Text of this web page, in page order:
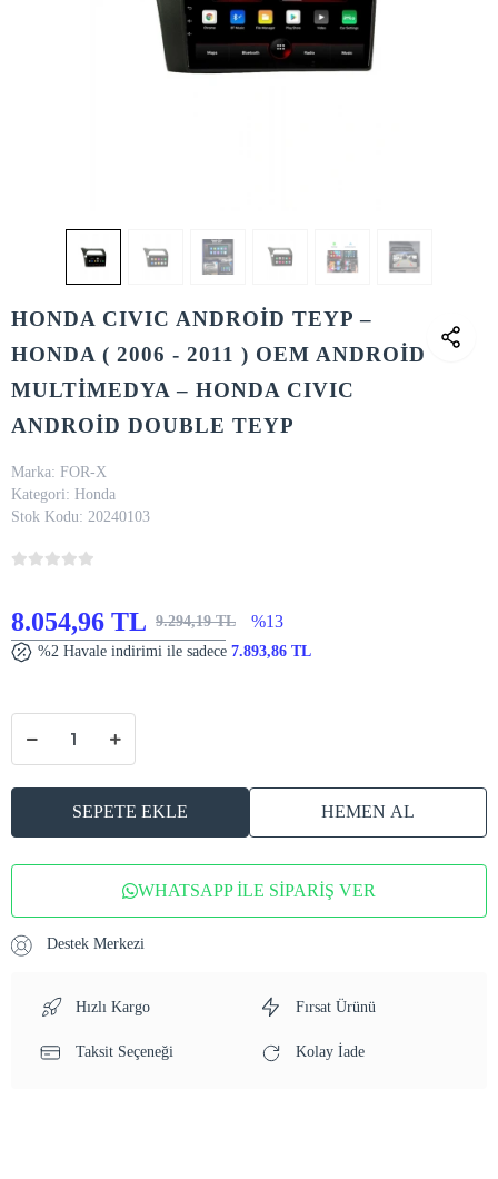
HONDA CIVIC ANDROİD TEYP –
HONDA ( 2006 - 2011 ) OEM ANDROİD
MULTİMEDYA – HONDA CIVIC
ANDROİD DOUBLE TEYP
Marka: FOR-X
Kategori: Honda
Stok Kodu: 20240103
8.054,96 TL 9.294,19 TL %13
%2 Havale indirimi ile sadece 7.893,86 TL
SEPETE EKLE HEMEN AL
WHATSAPP İLE SİPARİŞ VER
Destek Merkezi
Hızlı Kargo Fırsat Ürünü
Taksit Seçeneği Kolay İade